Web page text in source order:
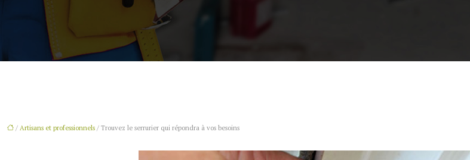
/ Artisans et professionnels / Trouvez le serrurier qui répondra à vos besoins